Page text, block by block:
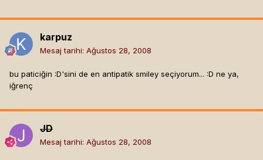
karpuz
Mesaj tarihi: Ağustos 28, 2008
bu paticiğin :D'sini de en antipatik smiley seçiyorum... :D ne ya,
iğrenç
JD
Mesaj tarihi: Ağustos 28, 2008